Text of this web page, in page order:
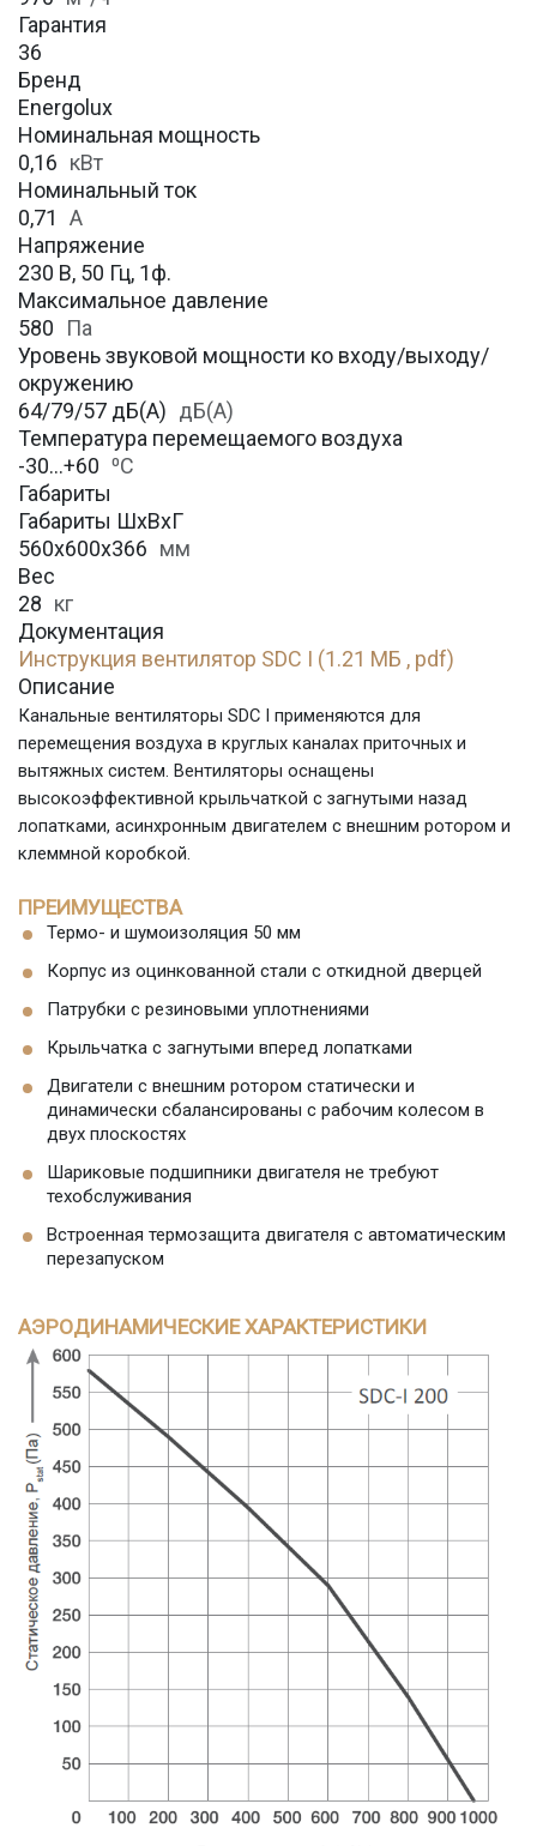
Гарантия
36
Бренд
Energolux
Номинальная мощность
0,16 кВт
Номинальный ток
0,71
А
Напряжение
230 В, 50 Гц, 1ф.
Максимальное давление
580
Па
Уровень звуковой мощности ко входу/выходу/
окружению
64/79/57 дБ(А) дБ(А)
Температура перемещаемого воздуха
-30…+60 ⁰С
Габариты
Габариты ШхВхГ
560x600x366 мм
Вес
28 кг
Документация
Инструкция вентилятор SDC I (1.21 МБ , pdf)
Описание
Канальные вентиляторы SDC I применяются для
перемещения воздуха в круглых каналах приточных и
вытяжных систем. Вентиляторы оснащены
высокоэффективной крыльчаткой с загнутыми назад
лопатками, асинхронным двигателем с внешним ротором и
клеммной коробкой.
ПРЕИМУЩЕСТВА
Термо- и шумоизоляция 50 мм
Корпус из оцинкованной стали с откидной дверцей
Патрубки с резиновыми уплотнениями
Крыльчатка с загнутыми вперед лопатками
Двигатели с внешним ротором статически и
динамически сбалансированы с рабочим колесом в
двух плоскостях
Шариковые подшипники двигателя не требуют
техобслуживания
Встроенная термозащита двигателя с автоматическим
перезапуском
АЭРОДИНАМИЧЕСКИЕ ХАРАКТЕРИСТИКИ